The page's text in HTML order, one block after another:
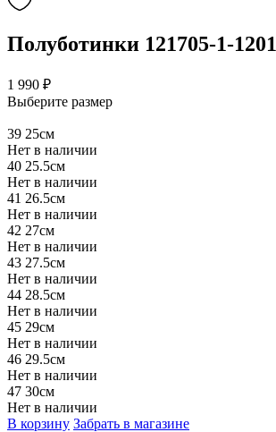
Полуботинки 121705-1-1201
1 990 ₽
Выберите размер
39 25см
Нет в наличии
40 25.5см
Нет в наличии
41 26.5см
Нет в наличии
42 27см
Нет в наличии
43 27.5см
Нет в наличии
44 28.5см
Нет в наличии
45 29см
Нет в наличии
46 29.5см
Нет в наличии
47 30см
Нет в наличии
В корзину Забрать в магазине